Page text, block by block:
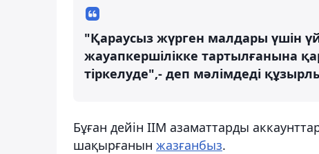
"Қараусыз жүрген малдары үшін
жауапкершілікке тартылғанына
тіркелуде",- деп мәлімдеді
Бұған дейін ІІМ азаматтарды
шақырғанын жазғанбыз.